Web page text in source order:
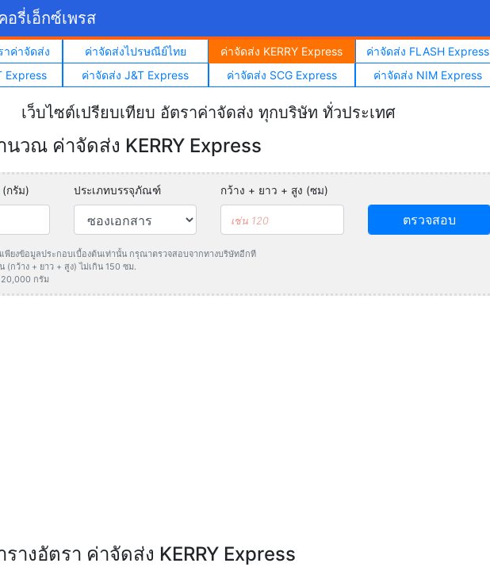
อรี่เอ็กซ์เพรส
าค่าจัดส่ง ค่าจัดส่งไปรษณีย์ไทย ค่าจัดส่ง KERRY Express
ค่าจัดส่ง FLASH Express
Express
ค่าจัดส่ง J&T Express ค่าจัดส่ง SCG Express ค่าจัดส่ง NIM Express
เว็บไซต์เปรียบเทียบ อัตราค่าจัดส่ง ทุกบริษัท ทั่วประเทศ
นวณ ค่าจัดส่ง KERRY Express
กรัม) ประเภทบรรจุภัณฑ์ กว้าง + ยาว + สูง (ซม)
ตรวจสอบ
พียงข้อมูลประกอบเบื้องต้นเท่านั้น กรุณาตรวจสอบจากทางบริษัทอีกที
(กว้าง + ยาว + สูง) ไม่เกิน 150 ซม.
กรัม
รางอัตรา ค่าจัดส่ง KERRY Express